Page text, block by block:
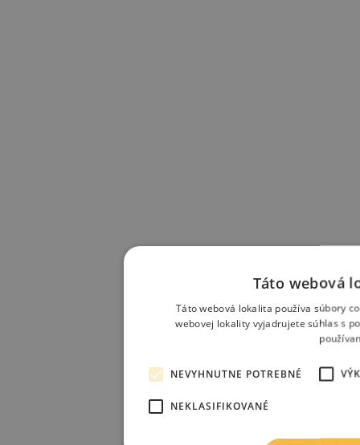
Táto webová
Táto webová lokalita používa súbory
webovej lokality vyjadrujete súhlas s
NEVYHNUTNE POTREBNÉ
NEKLASIFIKOVANÉ